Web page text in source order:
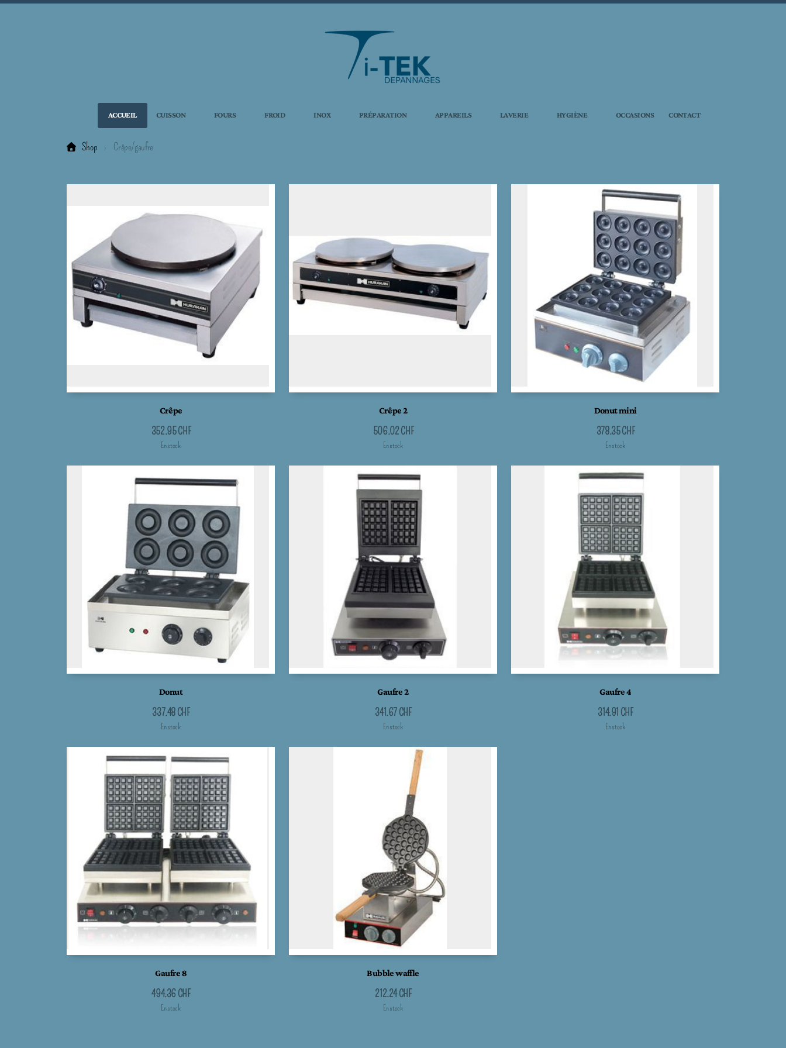
ACCUEIL CUISSON FOURS FROID INOX PRÉPARATION APPAREILS LAVERIE HYGIÈNE OCCASIONS CONTACT
Shop Crêpe/gaufre
Crêpe
352.95CHF
En stock
Crêpe 2
506.02CHF
En stock
Donut mini
378.35CHF
En stock
Donut
337.48CHF
En stock
Gaufre 2
341.67CHF
En stock
Gaufre 4
314.91 CHF
En stock
Gaufre 8
494.36CHF
En stock
Bubble waffle
212.24CHF
En stock